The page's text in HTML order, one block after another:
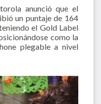
anunció que el
un puntaje de 164
el Gold Label
como la
plegable a nivel